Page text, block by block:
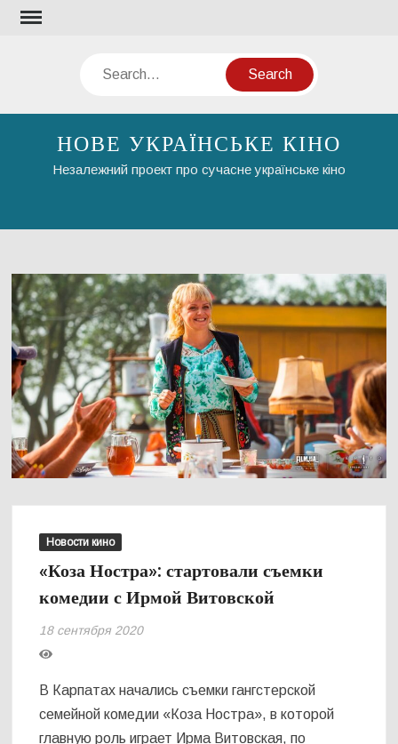
Skip
Search
НОВЕ УКРАЇНСЬКЕ КІНО
Незалежний проект про сучасне українське кіно
Новости кино
«Коза Ностра»: стартовали съемки
комедии с Ирмой Витовской
18 сентября 2020
В Карпатах начались съемки гангстерской
семейной комедии «Коза Ностра», в которой
главную роль играет Ирма Витовская, по